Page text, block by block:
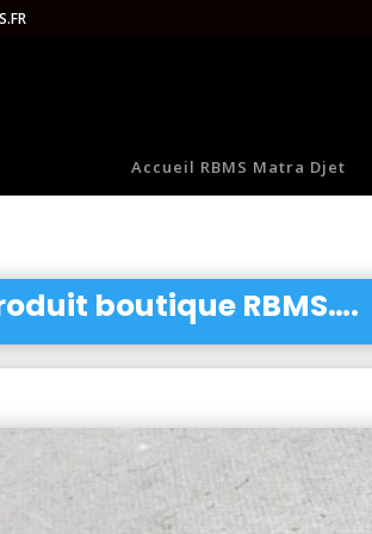
Accueil RBMS Matra Djet
boutique RBMS….